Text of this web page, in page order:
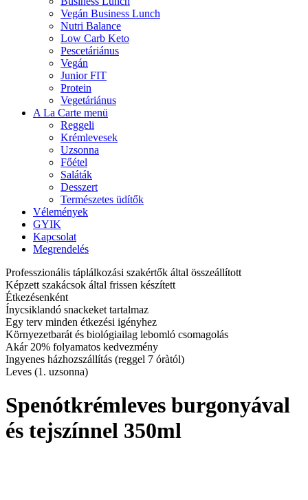
Vegán Business Lunch
Nutri Balance
Low Carb Keto
Pescetáriánus
Vegán
Junior FIT
Protein
Vegetáriánus
A La Carte menü
Reggeli
Krémlevesek
Uzsonna
Főétel
Saláták
Desszert
Természetes üdítők
Vélemények
GYIK
Kapcsolat
Megrendelés
Professzionális táplálkozási szakértők által összeállított
Képzett szakácsok által frissen készített
Étkezésenként
Ínycsiklandó snackeket tartalmaz
Egy terv minden étkezési igényhez
Környezetbarát és biológiailag lebomló csomagolás
Akár 20% folyamatos kedvezmény
Ingyenes házhozszállítás (reggel 7 óràtól)
Leves (1. uzsonna)
Spenótkrémleves burgonyával
és tejszínnel 350ml